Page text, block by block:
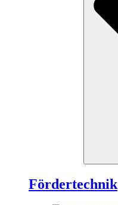
Fördertechnik